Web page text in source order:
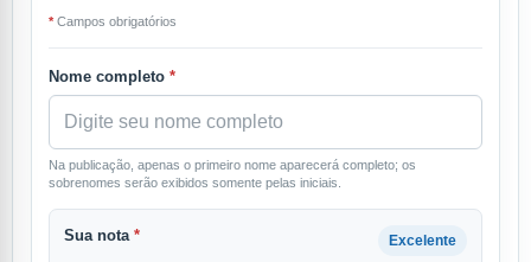
* Campos obrigatórios
Nome completo *
Na publicação, apenas o primeiro nome aparecerá completo; os
sobrenomes serão exibidos somente pelas iniciais.
Sua nota * Excelente